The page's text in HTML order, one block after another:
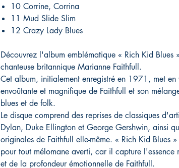
10 Corrine, Corrina
11 Mud Slide Slim
12 Crazy Lady Blues
Découvrez l'album emblématique « Rich Kid Blues
chanteuse britannique Marianne Faithfull.
Cet album, initialement enregistré en 1971, met
envoûtante et magnifique de Faithfull et son
blues et de folk.
Le disque comprend des reprises de classiques
Dylan, Duke Ellington et George Gershwin, ainsi
originales de Faithfull elle-même. « Rich Kid Blues
pour tout mélomane averti, car il capture l'essence
et de la profondeur émotionnelle de Faithfull.